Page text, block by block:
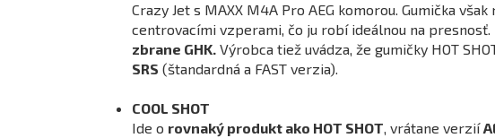
Crazy Jet s MAXX M4A Pro AEG komorou. Gumička
centrovacími vzperami, čo ju robí ideálnou na presnosť.
zbrane GHK. Výrobca tiež uvádza, že gumičky HOT
SRS (štandardná a FAST verzia).
COOL SHOT
Ide o rovnaký produkt ako HOT SHOT, vrátane verzií